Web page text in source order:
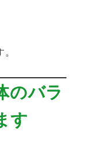
のバラ
す